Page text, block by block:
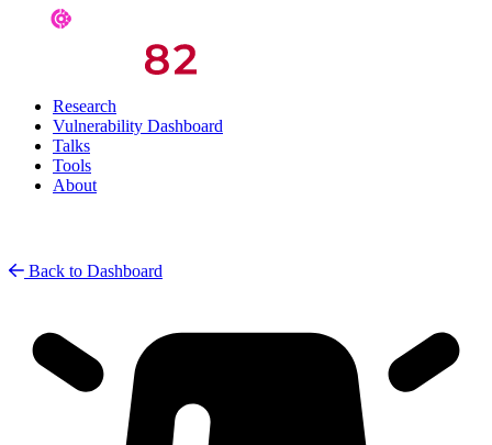
Research
Vulnerability Dashboard
Talks
Tools
About
Back to Dashboard